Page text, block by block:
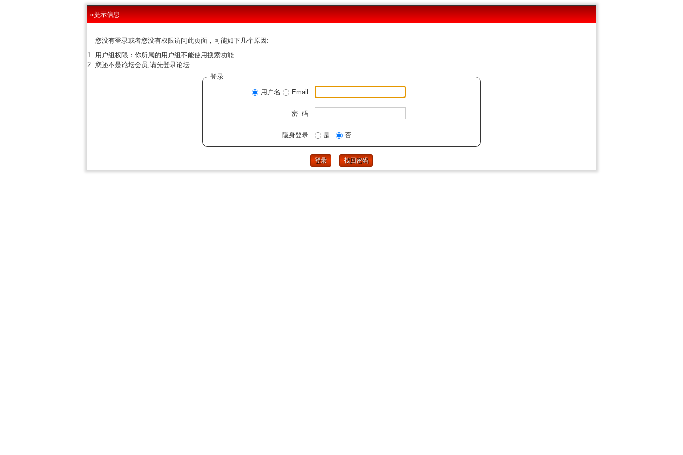
»提示信息
您没有登录或者您没有权限访问此页面，可能如下几个原因:
用户组权限：你所属的用户组不能使用搜索功能
您还不是论坛会员,请先登录论坛
登录
用户名 Email
密 码
隐身登录 是 否